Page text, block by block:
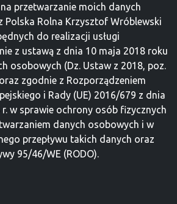
przetwarzanie moich danych
Polska Rolna Krzysztof Wróblewski
do realizacji usługi
z ustawą z dnia 10 maja 2018 roku
osobowych (Dz. Ustaw z 2018, poz.
zgodnie z Rozporządzeniem
i Rady (UE) 2016/679 z dnia
w sprawie ochrony osób fizycznych
danych osobowych i w
przepływu takich danych oraz
95/46/WE (RODO).